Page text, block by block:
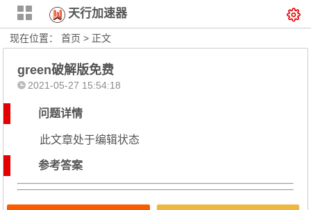
天行加速器
现在位置：首页 > 正文
green破解版免费
2021-05-27 15:54:18
问题详情
此文章处于编辑状态
参考答案